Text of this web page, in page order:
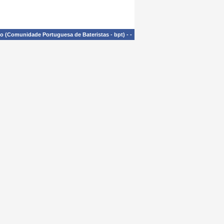
(Comunidade Portuguesa de Bateristas - bpt) - -